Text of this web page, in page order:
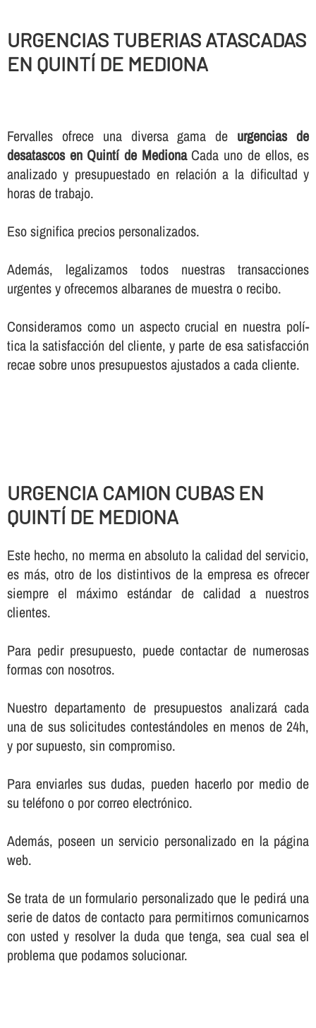
URGENCIAS TUBERIAS ATASCADAS
EN QUINTÍ DE MEDIONA
Fervalles ofrece una diversa gama de urgencias de
desatascos en Quintí de MedionaCada uno de ellos, es
analizado y presupuestado en relación a la dificultad y
horas de trabajo.
Eso significa precios personalizados.
Además, legalizamos todos nuestras transacciones
urgentes y ofrecemos albaranes de muestra o recibo.
Consideramos como un aspecto crucial en nuestra polí­
tica la satisfacción del cliente, y parte de esa satisfacción
recae sobre unos presupuestos ajustados a cada cliente.
URGENCIA CAMION CUBAS EN
QUINTÍ DE MEDIONA
Este hecho, no merma en absoluto la calidad del servicio,
es más, otro de los distintivos de la empresa es ofrecer
siempre el máximo estándar de calidad a nuestros
clientes.
Para pedir presupuesto, puede contactar de numerosas
formas con nosotros.
Nuestro departamento de presupuestos analizará cada
una de sus solicitudes contestándoles en menos de 24h,
y por supuesto, sin compromiso.
Para enviarles sus dudas, pueden hacerlo por medio de
su teléfono o por correo electrónico.
Además, poseen un servicio personalizado en la página
web.
Se trata de un formulario personalizado que le pedirá una
serie de datos de contacto para permitirnos comunicarnos
con usted y resolver la duda que tenga, sea cual sea el
problema que podamos solucionar.